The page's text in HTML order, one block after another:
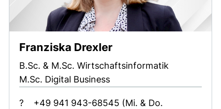
Franziska Drexler
B.Sc. & M.Sc. Wirtschaftsinformatik
M.Sc. Digital Business
? +49 941 943-68545 (Mi. & Do.